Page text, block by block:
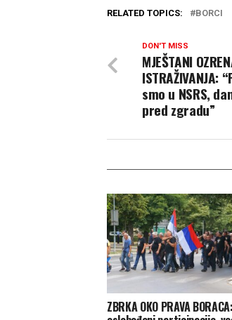
RELATED TOPICS: BORCI
DON'T MISS
MJEŠTANI
smo u NSRS,
pred zgradu”
ZBRKA OKO PRAVA